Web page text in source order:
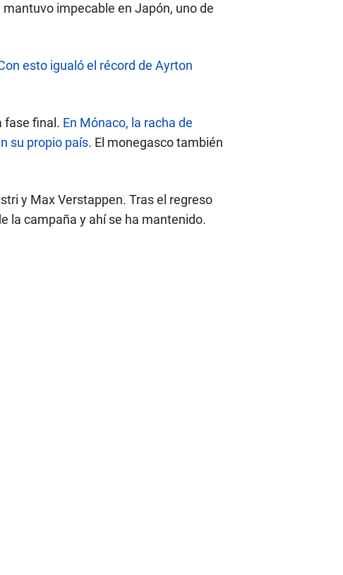
impecable en Japón, uno de
esto igualó el récord de Ayrton
fase final. En Mónaco, la racha de
su propio país. El monegasco también
y Max Verstappen. Tras el regreso
la campaña y ahí se ha mantenido.